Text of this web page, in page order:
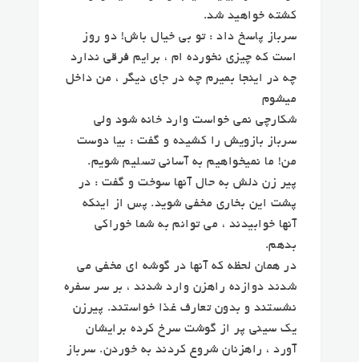
کشته خواهید شد.
سرباز پاسخ داد : تو بی خیال باش! دو روز
است که چیزی نخورده ام ، برایم فرقی ندارد
چه در اینجا بمیرم چه در جای دیگر ، من داخل
میشوم
شکارچی نمی خواست وارد خانه شود ولی
سرباز بازویش را کشیده و گفت : بیا دوست
من! ما نمیخواهیم به آسانی تسلیم شویم.
پیر زن دلش به حال آنها سوخت و گفت : در
پشت این بخاری مخفی شوید. پس از اینکه
آنها خوابیدند ، می توانم به شما خوراکی
بدهم.
در همان لحظه که آنها در گوشه ای مخفی می
شدند دوازده راهزن وارد شدند ، بر سر سفره
نشستند و بدون تعارف غذا خواستند. پیرزن
یک سینی پر از گوشت سرخ کرده برایشان
آورد ، راهزنان شروع کردند به خوردن. سرباز